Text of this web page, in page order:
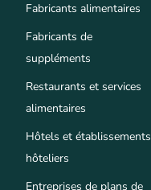
Fabricants alimentaires
Fabricants de
suppléments
Restaurants et services
alimentaires
Hôtels et établissements
hôteliers
Entreprises de plans de